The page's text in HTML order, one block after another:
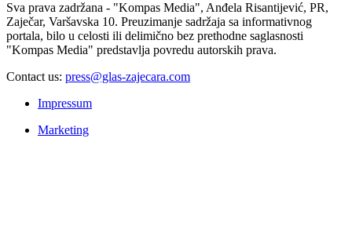
Sva prava zadržana - "Kompas Media", Anđela Risantijević, PR,
Zaječar, Varšavska 10. Preuzimanje sadržaja sa informativnog
portala, bilo u celosti ili delimično bez prethodne saglasnosti
"Kompas Media" predstavlja povredu autorskih prava.
Contact us: press@glas-zajecara.com
Impressum
Marketing